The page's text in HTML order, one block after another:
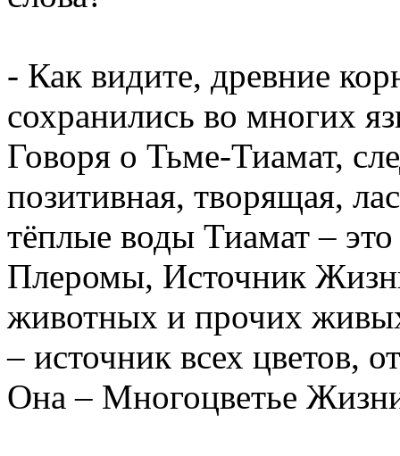
- Как видите, древние
сохранились во многих
Говоря о Тьме-Тиамат,
позитивная, творящая,
тёплые воды Тиамат –
Плеромы, Источник
животных и прочих
– источник всех цветов,
Она – Многоцветье